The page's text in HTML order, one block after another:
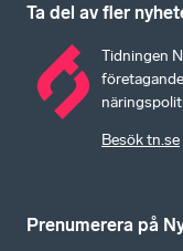
Ta del av fler
Tidningen
Besök tn.se
Prenumerera på